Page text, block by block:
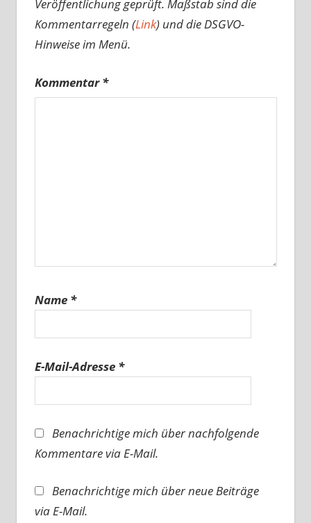
Veröffentlichung geprüft. Maßstab sind die
Kommentarregeln (Link) und die DSGVO-
Hinweise im Menü.
Kommentar*
Name *
E-Mail-Adresse *
Benachrichtige mich über nachfolgende
Kommentare via E-Mail.
Benachrichtige mich über neue Beiträge
via E-Mail.